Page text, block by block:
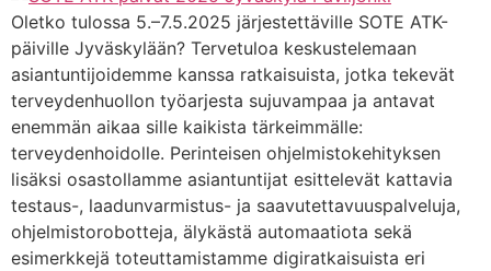
Oletko tulossa 5.–7.5.2025 järjestettäville SOTE ATK-
päiville Jyväskylään? Tervetuloa keskustelemaan
asiantuntijoidemme kanssa ratkaisuista, jotka tekevät
terveydenhuollon työarjesta sujuvampaa ja antavat
enemmän aikaa sille kaikista tärkeimmälle:
terveydenhoidolle. Perinteisen ohjelmistokehityksen
lisäksi osastollamme asiantuntijat esittelevät kattavia
testaus-, laadunvarmistus- ja saavutettavuuspalveluja,
ohjelmistorobotteja, älykästä automaatiota sekä
esimerkkejä toteuttamistamme digiratkaisuista eri